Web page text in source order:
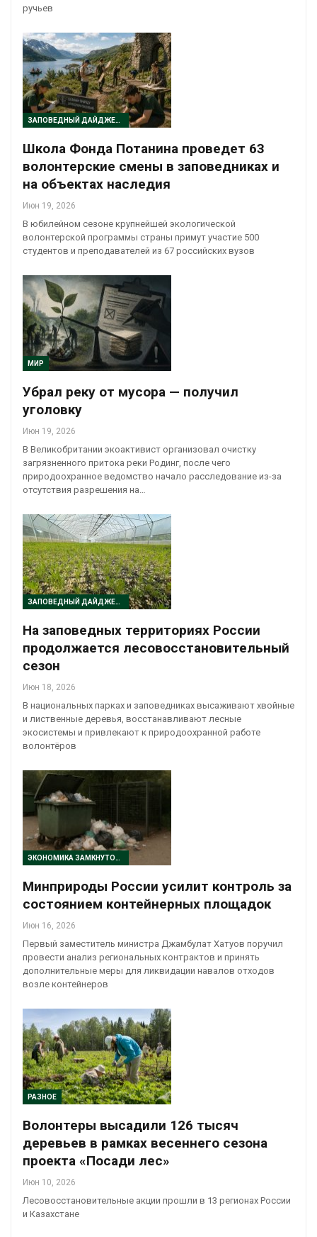
ручьев
ЗАПОВЕДНЫЙ ДАЙДЖЕСТ
Школа Фонда Потанина проведет 63
волонтерские смены в заповедниках и
на объектах наследия
Июн 19, 2026
В юбилейном сезоне крупнейшей экологической
волонтерской программы страны примут участие 500
студентов и преподавателей из 67 российских вузов
МИР
Убрал реку от мусора — получил
уголовку
Июн 19, 2026
В Великобритании экоактивист организовал очистку
загрязненного притока реки Родинг, после чего
природоохранное ведомство начало расследование из-за
отсутствия разрешения на…
ЗАПОВЕДНЫЙ ДАЙДЖЕСТ
На заповедных территориях России
продолжается лесовосстановительный
сезон
Июн 18, 2026
В национальных парках и заповедниках высаживают хвойные
и лиственные деревья, восстанавливают лесные
экосистемы и привлекают к природоохранной работе
волонтёров
ЭКОНОМИКА ЗАМКНУТОГО ЦИКЛА
Минприроды России усилит контроль за
состоянием контейнерных площадок
Июн 16, 2026
Первый заместитель министра Джамбулат Хатуов поручил
провести анализ региональных контрактов и принять
дополнительные меры для ликвидации навалов отходов
возле контейнеров
РАЗНОЕ
Волонтеры высадили 126 тысяч
деревьев в рамках весеннего сезона
проекта «Посади лес»
Июн 10, 2026
Лесовосстановительные акции прошли в 13 регионах России
и Казахстане